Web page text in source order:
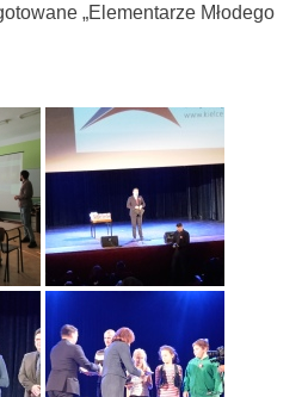
„Elementarze Młodego